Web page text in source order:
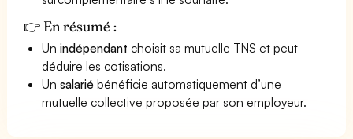
👉 En résumé :
Unindépendant choisit sa mutuelle TNS et peut
déduire les cotisations.
Unsalarié bénéficie automatiquement d’une
mutuelle collective proposée par son employeur.